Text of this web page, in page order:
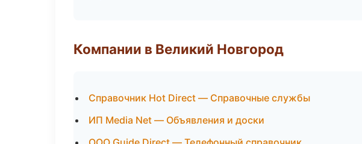
Компании в Великий Новгород
Справочник Hot Direct — Справочные службы
ИП Media Net — Объявления и доски